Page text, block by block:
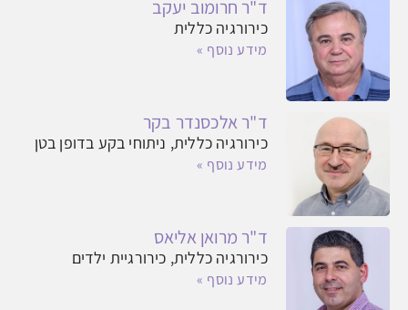
ד"ר חרומוב יעקב
כירורגיה כללית
מידע נוסף »
ד"ר אלכסנדר בקר
כירורגיה כללית, ניתוחי בקע בדופן בטן
מידע נוסף »
ד"ר מרואן אליאס
כירורגיה כללית, כירורגיית ילדים
מידע נוסף »